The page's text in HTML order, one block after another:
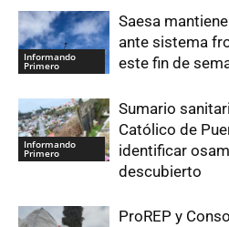
Informando
Primero
Saesa
ante sistema
este fin de
Informando
Primero
Sumario
Católico de
identificar
descubierto
ProREP y